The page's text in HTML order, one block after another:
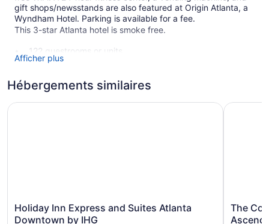
gift shops/newsstands are also featured at Origin Atlanta, a
Wyndham Hotel. Parking is available for a fee.
This 3-star Atlanta hotel is smoke free.
122 guestrooms or units
Built in 2024
Breakfast available (surcharge)
Elevator
Afficher plus
Hébergements similaires
Holiday
Inn
Holiday Inn Express and Suites Atlanta
Downtown by IHG
Holiday Inn Express and Suites Atlanta Downtown by IHG
The
Connally
The
Ascend
The